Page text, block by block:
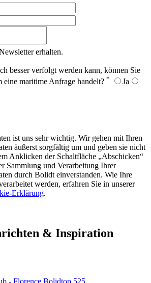
erhalten.
besser verfolgt werden kann, können Sie
eine maritime Anfrage handelt? *
Ja
ist uns sehr wichtig. Wir gehen mit Ihren
äußerst sorgfältig um und geben sie nicht
Anklicken der Schaltfläche „Abschicken“
Sammlung und Verarbeitung Ihrer
durch Bolidt einverstanden. Wie Ihre
werden, erfahren Sie in unserer
Erklärung.
& Inspiration